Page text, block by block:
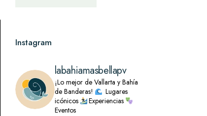
Instagram
labahiamasbellapv
¡Lo mejor de Vallarta y Bahía
de Banderas!
Lugares
icónicos
Experiencias
Eventos